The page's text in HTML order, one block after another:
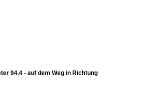
94.4 - auf dem Weg in Richtung